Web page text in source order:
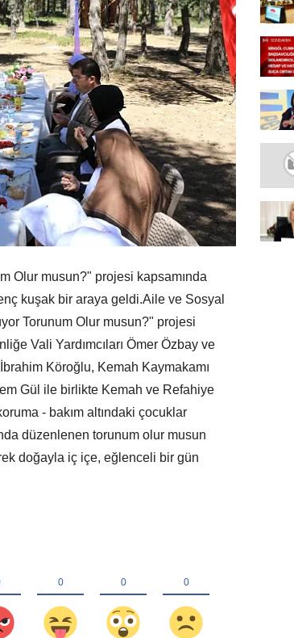
Olur musun?" projesi kapsamında
kuşak bir araya geldi.Aile ve Sosyal
Torunum Olur musun?" projesi
Vali Yardımcıları Ömer Özbay ve
Köroğlu, Kemah Kaymakamı
Gül ile birlikte Kemah ve Refahiye
- bakım altındaki çocuklar
düzenlenen torunum olur musun
doğayla iç içe, eğlenceli bir gün